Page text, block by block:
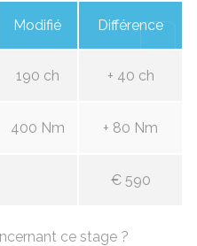
Modifié Différence
190 ch + 40 ch
400 Nm + 80 Nm
€ 590
ce stage ?